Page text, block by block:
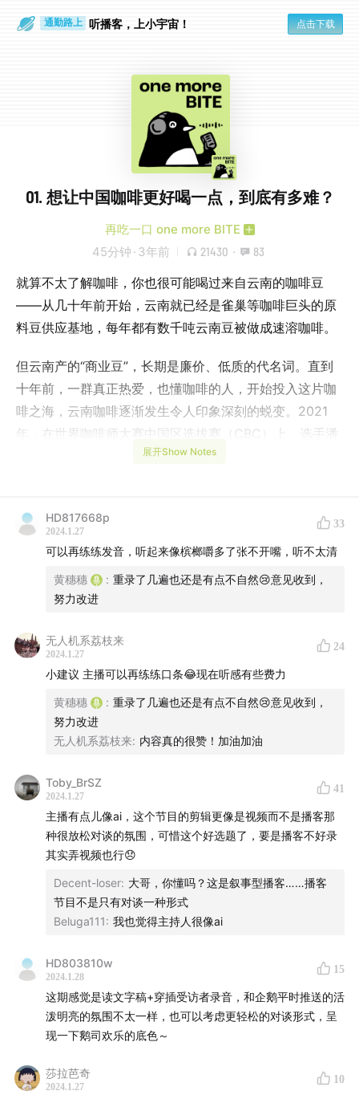
通勤路上 听播客，上小宇宙！ 点击下载
01. 想让中国咖啡更好喝一点，到底有多难？
再吃一口 one more BITE
45分钟 · 3年前 21430 · 83
就算不太了解咖啡，你也很可能喝过来自云南的咖啡豆
——从几十年前开始，云南就已经是雀巢等咖啡巨头的原
料豆供应基地，每年都有数千吨云南豆被做成速溶咖啡。
但云南产的“商业豆”，长期是廉价、低质的代名词。直到
十年前，一群真正热爱，也懂咖啡的人，开始投入这片咖
啡之海，云南咖啡逐渐发生令人印象深刻的蜕变。2021
年，在世界咖啡师大赛中国区选拔赛（CBC）上，选手潘
玮用一支云南豆拿下冠军，惊艳业界。大家说，中国咖啡
我们从六年前开始跑云南产地，见证了无数人在背后付出
的努力。今天就来好好聊聊，想让中国咖啡好喝一点，到
底有多难？
1:24 云南种植咖啡的历史，比很多人想象的要早
粗放的种植模式，在这里延续了几十年
想做出中国自己的好喝的咖啡豆
17:08 大多数云南咖农，从来没喝过咖啡
从特殊处理法开始，云南咖啡渐渐有了自己的味道
云南精品咖啡社群YSCC：努力实现产区的可持续
云南咖啡豆，真的没有困在香精里
育种阶段的咖啡苗
展开Show Notes
HD817668p
2024.1.27
33
可以再练练发音，听起来像槟榔嚼多了张不开嘴，听不太清
黄穗穗 : 重录了几遍也还是有点不自然😢意见收到，
努力改进
无人机系荔枝来
2024.1.27
24
小建议 主播可以再练练口条😂现在听感有些费力
黄穗穗 : 重录了几遍也还是有点不自然😢意见收到，
努力改进
无人机系荔枝来: 内容真的很赞！加油加油
Toby_BrSZ
2024.1.27
41
主播有点儿像ai，这个节目的剪辑更像是视频而不是播客那
种很放松对谈的氛围，可惜这个好选题了，要是播客不好录
其实弄视频也行😞
Decent-loser: 大哥，你懂吗？这是叙事型播客……播客
节目不是只有对谈一种形式
Beluga111: 我也觉得主持人很像ai
HD803810w
2024.1.28
15
这期感觉是读文字稿+穿插受访者录音，和企鹅平时推送的活
泼明亮的氛围不太一样，也可以考虑更轻松的对谈形式，呈
现一下鹅司欢乐的底色～
莎拉芭奇
2024.1.27
10